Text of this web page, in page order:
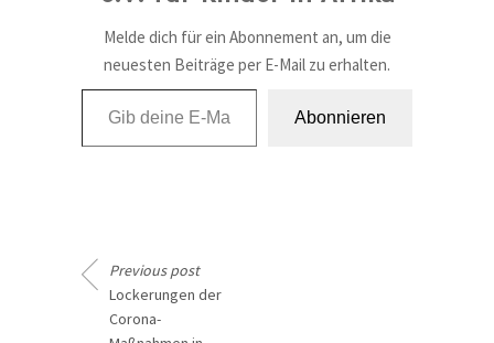
Melde dich für ein Abonnement an, um die
neuesten Beiträge per E-Mail zu erhalten.
Gib deine E-Mail-Adresse ein ...
Abonnieren
Previous post
Lockerungen der
Corona-